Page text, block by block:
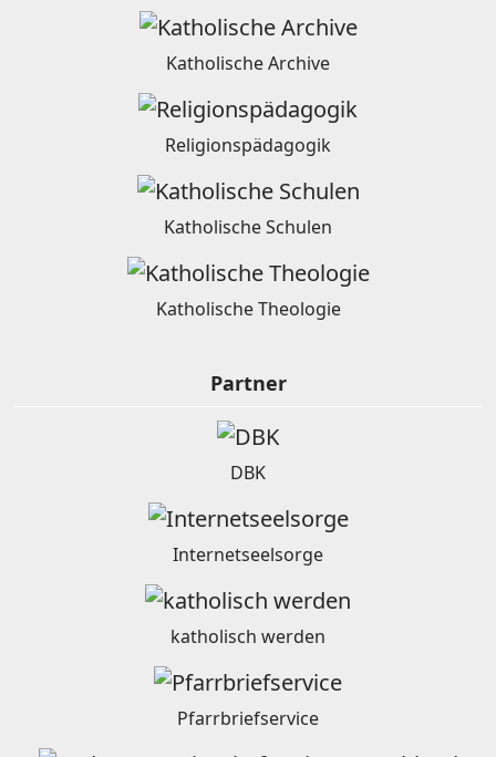
Katholische Archive
Religionspädagogik
Katholische Schulen
Katholische Theologie
Partner
DBK
Internetseelsorge
katholisch werden
Pfarrbriefservice